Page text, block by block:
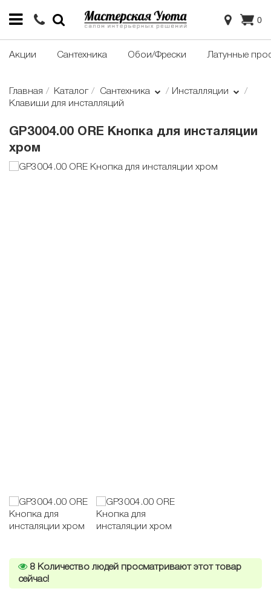
0
Акции Сантехника Обои/Фрески Латунные
Главная Каталог Сантехника
Инсталляции
Клавиши для инсталляций
GP3004.00 ORE Кнопка для инсталяции
хром
8 Количество людей просматривают этот товар
сейчас!